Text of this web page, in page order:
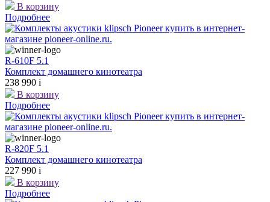
В корзину
Подробнее
R-610F 5.1
Комплект домашнего кинотеатра
238 990 i
В корзину
Подробнее
R-820F 5.1
Комплект домашнего кинотеатра
227 990 i
В корзину
Подробнее